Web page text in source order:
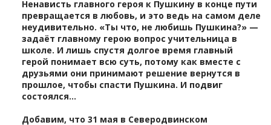
Ненависть главного героя к Пушкину в конце пути
превращается в любовь, и это ведь на самом деле
неудивительно. «Ты что, не любишь Пушкина?» —
задаёт главному герою вопрос учительница в
школе. И лишь спустя долгое время главный
герой понимает всю суть, потому как вместе с
друзьями они принимают решение вернутся в
прошлое, чтобы спасти Пушкина. И подвиг
состоялся…
Добавим, что 31 мая в Северодвинском